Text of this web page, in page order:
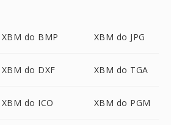
XBM do BMP XBM do JPG
XBM do DXF XBM do TGA
XBM do ICO XBM do PGM